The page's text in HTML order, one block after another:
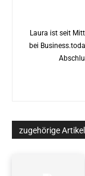
Laura ist seit
bei
zugehörige Artikel